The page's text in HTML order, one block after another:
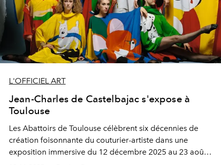
L'OFFICIEL ART
Jean-Charles de Castelbajac s'expose à
Toulouse
Les Abattoirs de Toulouse célèbrent six décennies de
création foisonnante du couturier-artiste dans une
exposition immersive du 12 décembre 2025 au 23 août